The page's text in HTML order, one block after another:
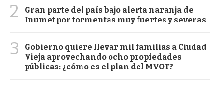
2
Gran parte del país bajo alerta naranja de
Inumet por tormentas muy fuertes y severas
3
Gobierno quiere llevar mil familias a Ciudad
Vieja aprovechando ocho propiedades
públicas: ¿cómo es el plan del MVOT?